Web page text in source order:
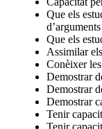
Que els
Que els
Assimilar
Conèixer
Demostrar
Demostrar
Demostrar
Tenir
Tenir